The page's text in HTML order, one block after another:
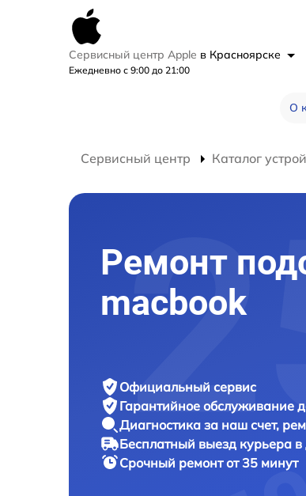
Сервисный центр Apple в Красноярске
Ежедневно с 9:00 до 21:00
О
Сервисный центр Каталог
Ремонт
macbook
Официальный сервис
Гарантийное обслуживание
Диагностика за наш счет,
Бесплатный выезд курьера в
Срочный ремонтот 35 минут